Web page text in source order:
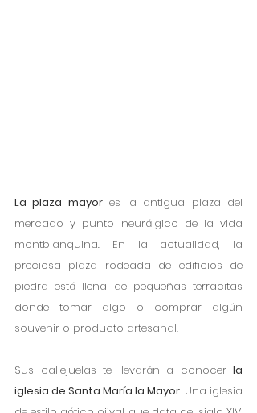
La plaza mayor es la antigua plaza del
mercado y punto neurálgico de la vida
montblanquina. En la actualidad, la
preciosa plaza rodeada de edificios de
piedra está llena de pequeñas terracitas
donde tomar algo o comprar algún
souvenir o producto artesanal.
Sus callejuelas te llevarán a conocer la
iglesia de Santa María la Mayor. Una iglesia